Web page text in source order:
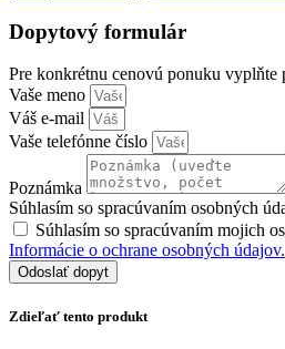
Dopytový formulár
Pre konkrétnu cenovú ponuku
Vaše meno
Váš e-mail
Vaše telefónne číslo
Poznámka
Súhlasím so spracúvaním osobných
Súhlasím so spracúvaním mojich
Informácie o ochrane osobných údajov.
Odoslať dopyt
Zdieľať tento produkt